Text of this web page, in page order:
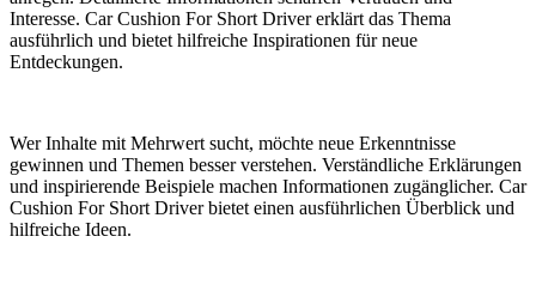
Interesse. Car Cushion For Short Driver erklärt das Thema
ausführlich und bietet hilfreiche Inspirationen für neue
Entdeckungen.
Wer Inhalte mit Mehrwert sucht, möchte neue Erkenntnisse
gewinnen und Themen besser verstehen. Verständliche Erklärungen
und inspirierende Beispiele machen Informationen zugänglicher. Car
Cushion For Short Driver bietet einen ausführlichen Überblick und
hilfreiche Ideen.